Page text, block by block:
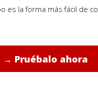
es la forma más fácil de
→ Pruébalo ahora